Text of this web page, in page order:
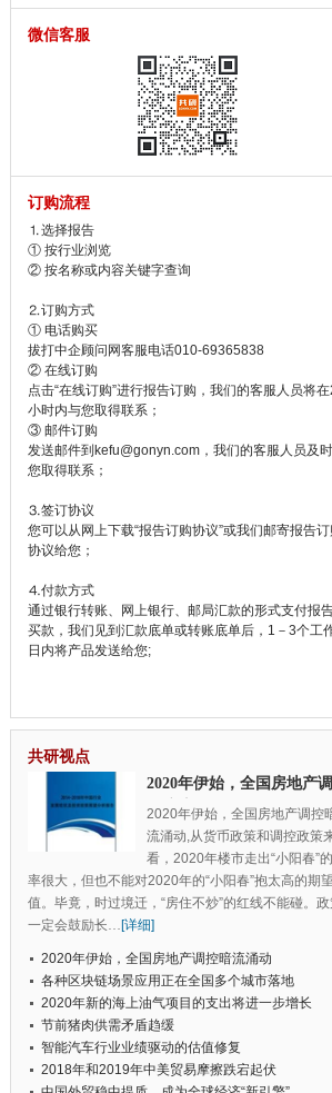
微信客服
订购流程
⒈选择报告
① 按行业浏览
② 按名称或内容关键字查询
⒉订购方式
① 电话购买
拔打中企顾问网客服电话010-69365838
② 在线订购
点击“在线订购”进行报告订购，我们的客服人员将
小时内与您取得联系；
③ 邮件订购
发送邮件到kefu@gonyn.com，我们的客服人员及
您取得联系；
⒊签订协议
您可以从网上下载“报告订购协议”或我们邮寄报告订
协议给您；
⒋付款方式
通过银行转账、网上银行、邮局汇款的形式支付报
买款，我们见到汇款底单或转账底单后，1－3个工
日内将产品发送给您;
共研视点
2020年伊始，全国房地产调
控暗流涌动
2020年伊始，全国房地产调控
流涌动,从货币政策和调控政策
看，2020年楼市走出“小阳春”
率很大，但也不能对2020年的“小阳春”抱太高的期望
值。毕竟，时过境迁，“房住不炒”的红线不能碰。
一定会鼓励长…[详细]
2020年伊始，全国房地产调控暗流涌动
各种区块链场景应用正在全国多个城市落地
2020年新的海上油气项目的支出将进一步增长
节前猪肉供需矛盾趋缓
智能汽车行业业绩驱动的估值修复
2018年和2019年中美贸易摩擦跌宕起伏